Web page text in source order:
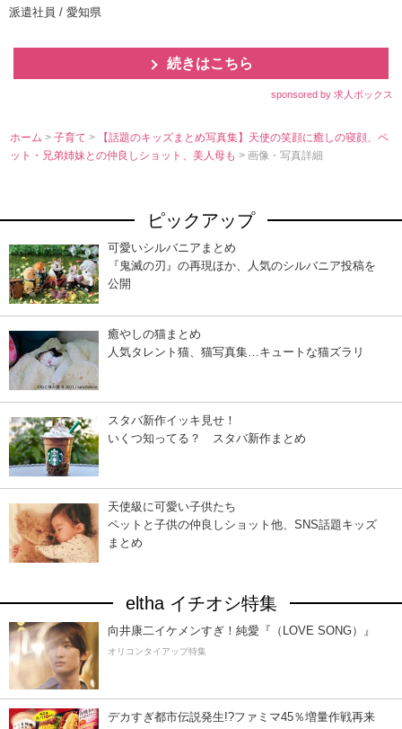
派遣社員 / 愛知県
続きはこちら
sponsored by 求人ボックス
ホーム >子育て>
【話題のキッズまとめ写真集】天使の笑顔に癒しの寝顔、ペ
ット・兄弟姉妹との仲良しショット、美人母も> 画像・写真詳細
ピックアップ
可愛いシルバニアまとめ
『鬼滅の刃』の再現ほか、人気のシルバニア投稿を
公開
癒やしの猫まとめ
人気タレント猫、猫写真集…キュートな猫ズラリ
スタバ新作イッキ見せ！
いくつ知ってる？ スタバ新作まとめ
天使級に可愛い子供たち
ペットと子供の仲良しショット他、SNS話題キッズ
まとめ
eltha イチオシ特集
向井康二イケメンすぎ！純愛『（LOVE SONG）』
オリコンタイアップ特集
デカすぎ都市伝説発生!?ファミマ45％増量作戦再来